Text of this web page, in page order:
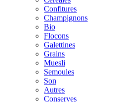
Confitures
Champignons
Bio
Flocons
Galettines
Grains
Muesli
Semoules
Son
Autres
Conserves